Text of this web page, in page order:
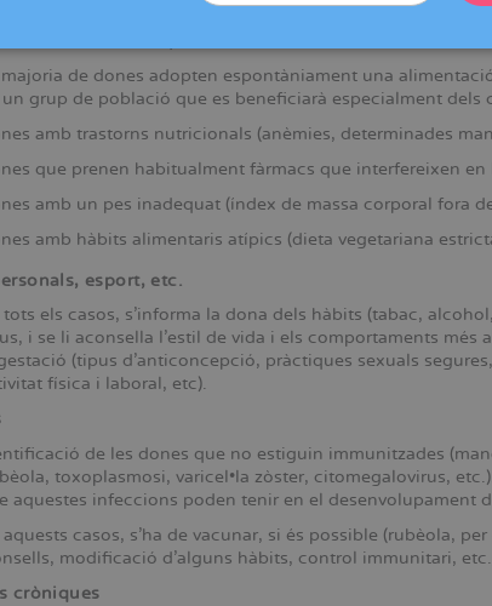
pes adequat, reduir o suprimir el consum de tabac,
majoria de dones adopten espontàniament una
un grup de població que es beneficiarà especialment dels
amb trastorns nutricionals (anèmies, determinades
que prenen habitualment fàrmacs que interfereixen en
amb un pes inadequat (índex de massa corporal fora
amb hàbits alimentaris atípics (dieta vegetariana
esport, etc.
tots els casos, s’informa la dona dels hàbits (tabac,
i se li aconsella l’estil de vida i els comportaments
(tipus d’anticoncepció, pràctiques sexuals
física i laboral, etc).
de les dones que no estiguin immunitzades
toxoplasmosi, varicel•la zòster, citomegalovirus,
aquestes infeccions poden tenir en el desenvolupament
aquests casos, s’ha de vacunar, si és possible (rubèola,
modificació d’alguns hàbits, control immunitari,
cròniques